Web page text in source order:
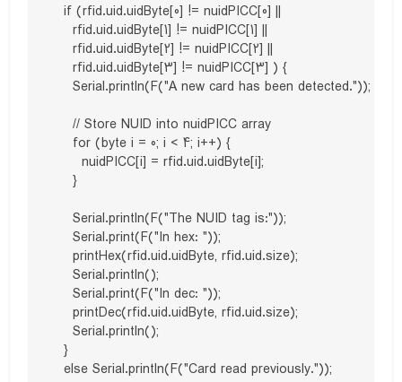
  if (rfid.uid.uidByte[0] != nuidPICC[0] ||
    rfid.uid.uidByte[1] != nuidPICC[1] ||
    rfid.uid.uidByte[2] != nuidPICC[2] ||
    rfid.uid.uidByte[3] != nuidPICC[3] ) {
    Serial.println(F("A new card has been detected."));
    // Store NUID into nuidPICC array
    for (byte i = 0; i < 4; i++) {
      nuidPICC[i] = rfid.uid.uidByte[i];
    }
    Serial.println(F("The NUID tag is:"));
    Serial.print(F("In hex: "));
    printHex(rfid.uid.uidByte, rfid.uid.size);
    Serial.println();
    Serial.print(F("In dec: "));
    printDec(rfid.uid.uidByte, rfid.uid.size);
    Serial.println();
  }
  else Serial.println(F("Card read previously."));